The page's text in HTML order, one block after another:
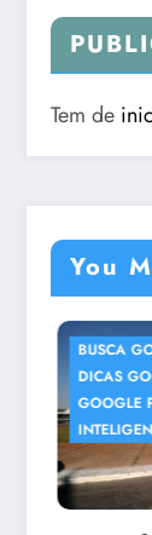
Tem de
You